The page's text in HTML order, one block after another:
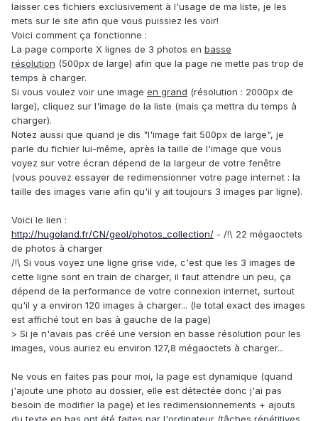
laisser ces fichiers exclusivement à l'usage de ma liste, je les
mets sur le site afin que vous puissiez les voir!
Voici comment ça fonctionne :
La page comporte X lignes de 3 photos en basse
résolution (500px de large) afin que la page ne mette pas trop de
temps à charger.
Si vous voulez voir une image en grand (résolution : 2000px de
large), cliquez sur l'image de la liste (mais ça mettra du temps à
charger).
Notez aussi que quand je dis "l'image fait 500px de large", je
parle du fichier lui-même, après la taille de l'image que vous
voyez sur votre écran dépend de la largeur de votre fenêtre
(vous pouvez essayer de redimensionner votre page internet : la
taille des images varie afin qu'il y ait toujours 3 images par ligne).
Voici le lien :
http://hugoland.fr/CN/geol/photos_collection/ - /!\ 22 mégaoctets
de photos à charger
/!\ Si vous voyez une ligne grise vide, c'est que les 3 images de
cette ligne sont en train de charger, il faut attendre un peu, ça
dépend de la performance de votre connexion internet, surtout
qu'il y a environ 120 images à charger... (le total exact des images
est affiché tout en bas à gauche de la page)
> Si je n'avais pas créé une version en basse résolution pour les
images, vous auriez eu environ 127,8 mégaoctets à charger...
Ne vous en faites pas pour moi, la page est dynamique (quand
j'ajoute une photo au dossier, elle est détectée donc j'ai pas
besoin de modifier la page) et les redimensionnements + ajouts